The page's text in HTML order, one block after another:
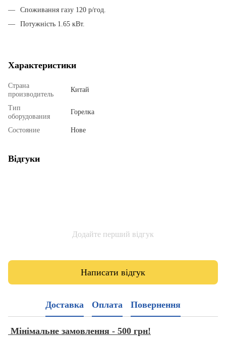
Споживання газу 120 р/год.
Потужність 1.65 кВт.
Характеристики
Страна
производитель
Китай
Тип
оборудования
Горелка
Состояние Нове
Відгуки
Додайте перший відгук
Написати відгук
Доставка Оплата Повернення
Мінімальне замовлення - 500 грн!